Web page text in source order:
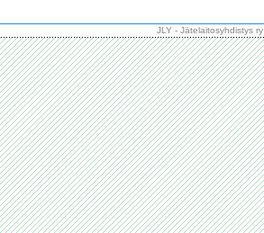
JLY - Jätelaitosyhdistys ry